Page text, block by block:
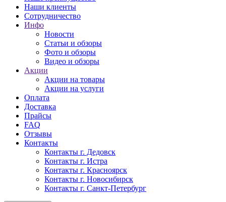
Наши клиенты
Сотрудничество
Инфо
Новости
Статьи и обзоры
Фото и обзоры
Видео и обзоры
Акции
Акции на товары
Акции на услуги
Оплата
Доставка
Прайсы
FAQ
Отзывы
Контакты
Контакты г. Дедовск
Контакты г. Истра
Контакты г. Красноярск
Контакты г. Новосибирск
Контакты г. Санкт-Петербург